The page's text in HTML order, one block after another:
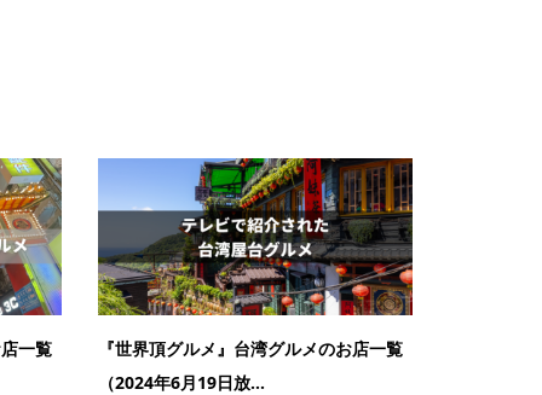
一覧
『世界頂グルメ』台湾グルメのお店一覧
（2024年6月19日放...